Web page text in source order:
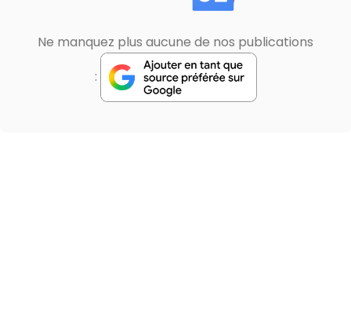
Ne manquez plus aucune de nos publications
: